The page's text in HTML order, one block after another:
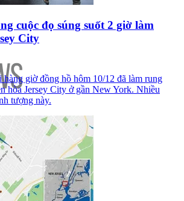
cuộc đọ súng suốt 2 giờ làm
City
hàng giờ đồng hồ hôm 10/12 đã làm rung
hòa Jersey City ở gần New York. Nhiều
tượng này.